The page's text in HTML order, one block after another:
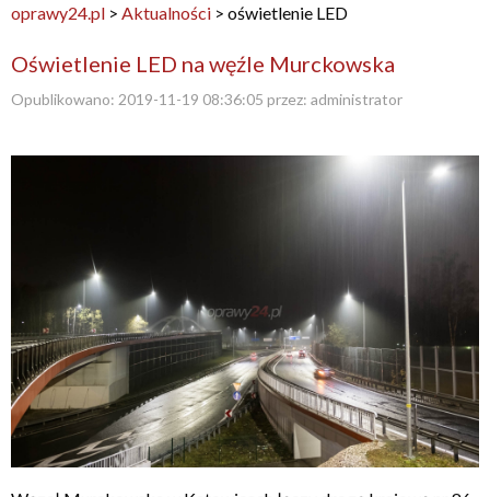
oprawy24.pl > Aktualności > oświetlenie LED
Oświetlenie LED na węźle Murckowska
Opublikowano: 2019-11-19 08:36:05 przez: administrator